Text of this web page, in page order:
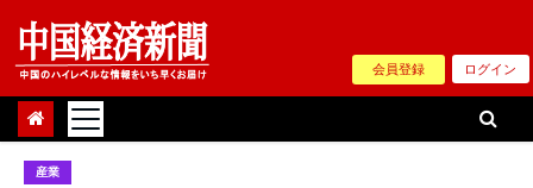
Skip
content
会員登録 ログイン
産業